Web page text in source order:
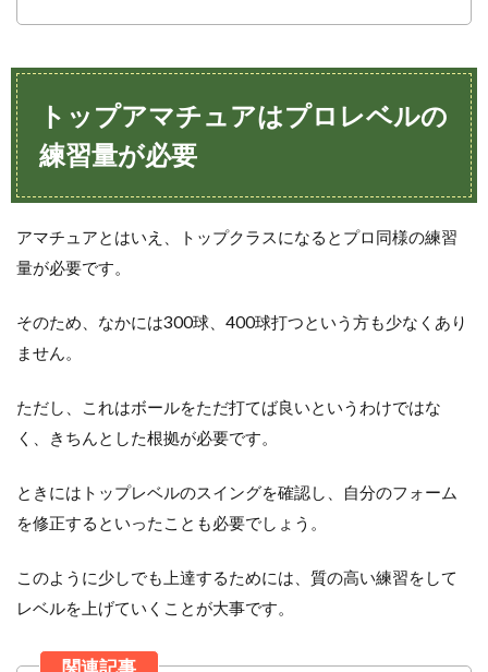
トップアマチュアはプロレベルの
練習量が必要
アマチュアとはいえ、トップクラスになるとプロ同様の練習
量が必要です。
そのため、なかには300球、400球打つという方も少なくあり
ません。
ただし、これはボールをただ打てば良いというわけではな
く、きちんとした根拠が必要です。
ときにはトップレベルのスイングを確認し、自分のフォーム
を修正するといったことも必要でしょう。
このように少しでも上達するためには、質の高い練習をして
レベルを上げていくことが大事です。